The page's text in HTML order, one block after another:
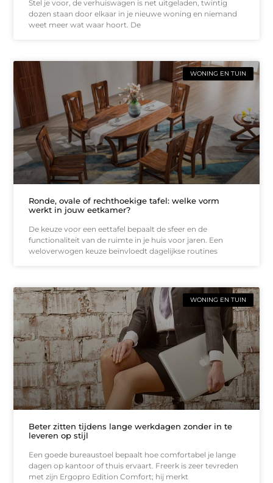
Stel je voor, de verhuiswagen is net uitgeladen, twintig
dozen staan door elkaar in je nieuwe woning en niemand
weet meer wat waar hoort. De
WONING EN TUIN
Ronde, ovale of rechthoekige tafel: welke vorm
werkt in jouw eetkamer?
De keuze voor een eettafel bepaalt de sfeer en de
functionaliteit van de ruimte in je huis voor jaren. Een
weloverwogen keuze beïnvloedt dagelijkse routines
WONING EN TUIN
Beter zitten tijdens lange werkdagen zonder in te
leveren op stijl
Een goede bureaustoel bepaalt hoe comfortabel je lange
dagen op kantoor of thuis ervaart. Freerk is zeer tevreden
met zijn Ergopro Edition Comfort; hij merkt